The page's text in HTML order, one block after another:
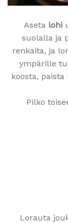
Aseta lohi
suolalla ja
renkaita, ja
ympärille
koosta,
Pilko
Lorauta